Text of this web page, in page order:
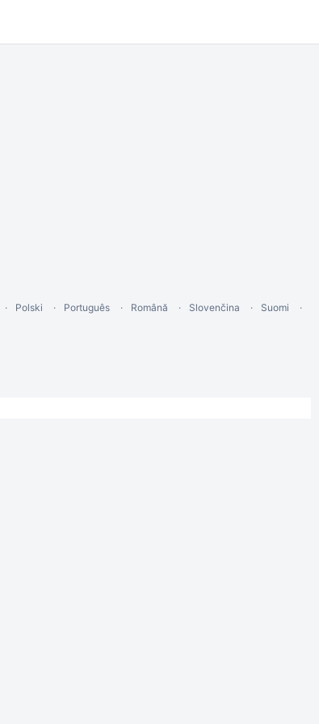
Polski Português Română Slovenčina
Suomi